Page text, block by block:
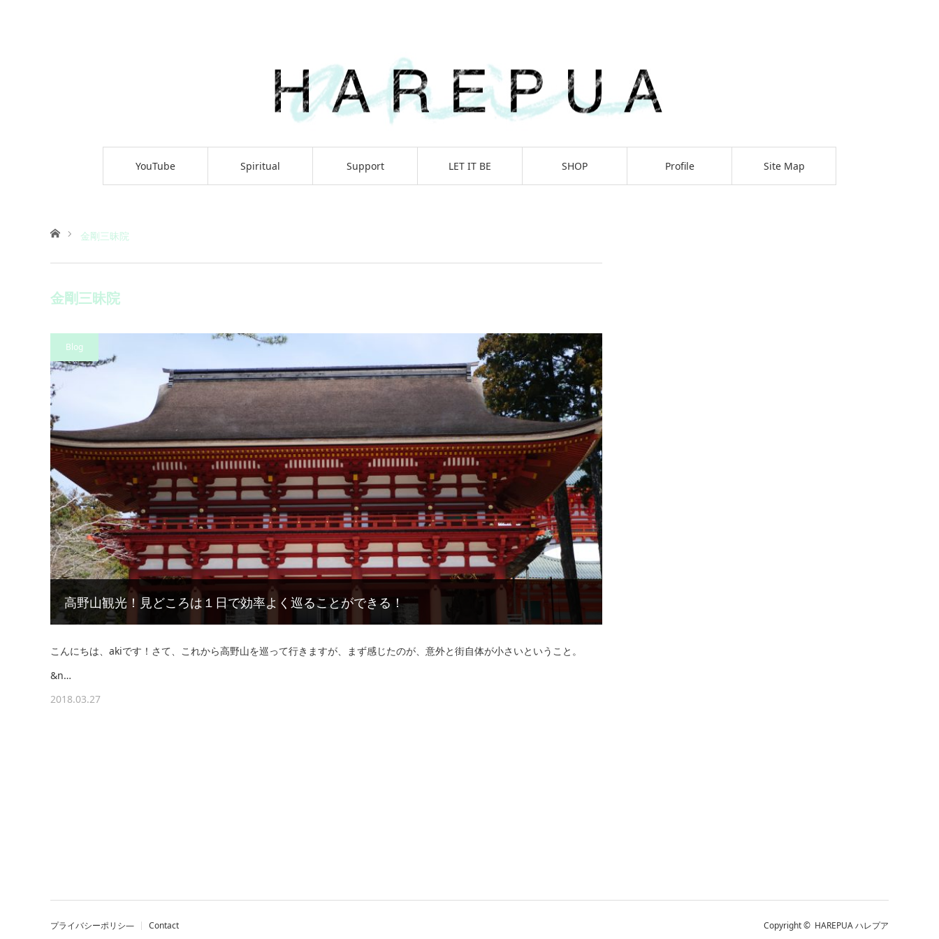
YouTube Spiritual Support LET IT BE SHOP Profile Site Map
ホーム金剛三昧院
金剛三昧院
Blog
高野山観光！見どころは１日で効率よく巡ることができる！
こんにちは、akiです！さて、これから高野山を巡って行きますが、まず感じたのが、意外と街自体が小さいということ。
&n…
2018.03.27
プライバシーポリシ― Contact Copyright © HAREPUA ハレプア